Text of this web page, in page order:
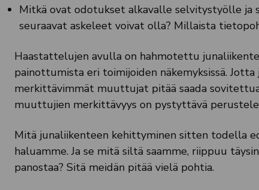
Mitkä ovat odotukset alkavalle selvitystyölle ja
seuraavat askeleet voivat olla? Millaista
Haastattelujen avulla on hahmotettu
painottumista eri toimijoiden näkemyksissä.
merkittävimmät muuttujat pitää saada
muuttujien merkittävyys on pystyttävä
Mitä junaliikenteen kehittyminen sitten todella
haluamme. Ja se mitä siltä saamme, riippuu
panostaa? Sitä meidän pitää vielä pohtia.